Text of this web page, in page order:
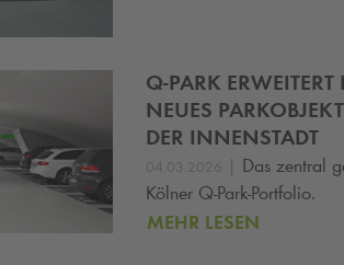
Q-PARK
NEUES
DER INNENSTADT
04.03.2026 | Das zentral
Kölner Q‑Park‑Portfolio.
MEHR LESEN